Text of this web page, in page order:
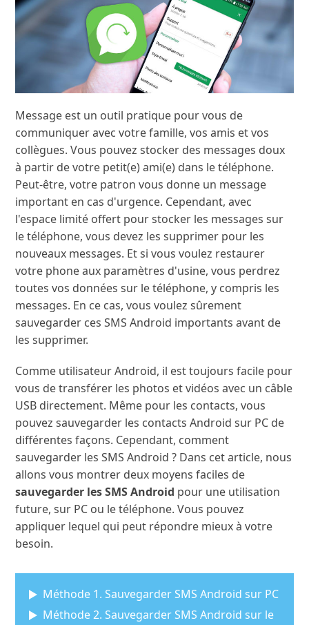
Message est un outil pratique pour vous de
communiquer avec votre famille, vos amis et vos
collègues. Vous pouvez stocker des messages doux
à partir de votre petit(e) ami(e) dans le téléphone.
Peut-être, votre patron vous donne un message
important en cas d'urgence. Cependant, avec
l'espace limité offert pour stocker les messages sur
le téléphone, vous devez les supprimer pour les
nouveaux messages. Et si vous voulez restaurer
votre phone aux paramètres d'usine, vous perdrez
toutes vos données sur le téléphone, y compris les
messages. En ce cas, vous voulez sûrement
sauvegarder ces SMS Android importants avant de
les supprimer.
Comme utilisateur Android, il est toujours facile pour
vous de transférer les photos et vidéos avec un câble
USB directement. Même pour les contacts, vous
pouvez sauvegarder les contacts Android sur PC de
différentes façons. Cependant, comment
sauvegarder les SMS Android ? Dans cet article, nous
allons vous montrer deux moyens faciles de
sauvegarder les SMS Android pour une utilisation
future, sur PC ou le téléphone. Vous pouvez
appliquer lequel qui peut répondre mieux à votre
besoin.
Méthode 1. Sauvegarder SMS Android sur PC
Méthode 2. Sauvegarder SMS Android sur le